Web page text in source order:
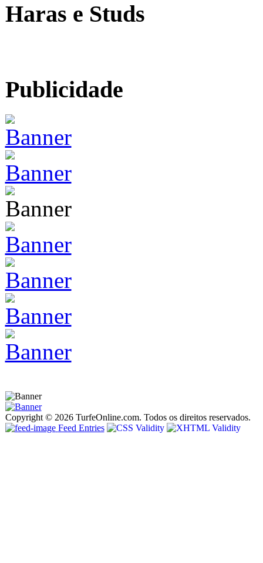
Haras e Studs
Publicidade
Copyright © 2026 TurfeOnline.com. Todos os direitos reservados.
Feed Entries